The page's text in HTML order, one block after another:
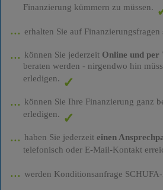
Finanzierung kümmern zu müssen.
erhalten Sie auf
können Sie jederzeit Online und per
beraten werden - nirgendwo hin
erledigen.
können Sie Ihre Finanzierung ganz
erledigen.
haben Sie jederzeit einen
telefonisch oder E-Mail-Kontakt
werden Konditionsanfrage